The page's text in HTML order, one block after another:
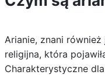
Arianie, znani również
religijna, która
Charakterystyczne